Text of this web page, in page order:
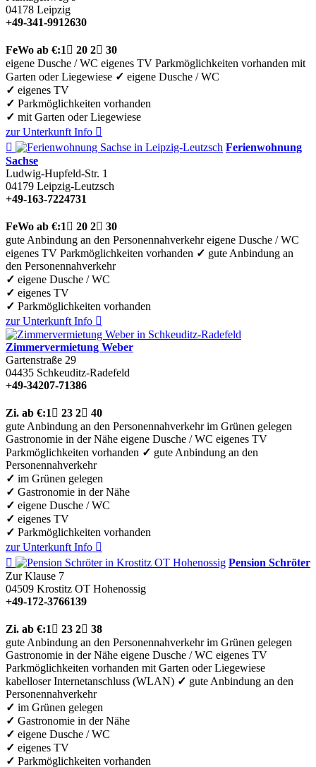
04178 Leipzig
+49-341-9912630
FeWo ab €:1  20 2 30
eigene Dusche / WC eigenes TV Parkmöglichkeiten vorhanden mit
Garten oder Liegewiese ✓ eigene Dusche / WC
✓ eigenes TV
✓ Parkmöglichkeiten vorhanden
✓ mit Garten oder Liegewiese
zur Unterkunft Info 

Ferienwohnung
Sachse
Ludwig-Hupfeld-Str. 1
04179 Leipzig-Leutzsch
+49-163-7224731
FeWo ab €:1  20 2 30
gute Anbindung an den Personennahverkehr eigene Dusche / WC
eigenes TV Parkmöglichkeiten vorhanden ✓ gute Anbindung an
den Personennahverkehr
✓ eigene Dusche / WC
✓ eigenes TV
✓ Parkmöglichkeiten vorhanden
zur Unterkunft Info 
Zimmervermietung Weber
Gartenstraße 29
04435 Schkeuditz-Radefeld
+49-34207-71386
Zi. ab €:1  23 2 40
gute Anbindung an den Personennahverkehr im Grünen gelegen
Gastronomie in der Nähe eigene Dusche / WC eigenes TV
Parkmöglichkeiten vorhanden ✓ gute Anbindung an den
Personennahverkehr
✓ im Grünen gelegen
✓ Gastronomie in der Nähe
✓ eigene Dusche / WC
✓ eigenes TV
✓ Parkmöglichkeiten vorhanden
zur Unterkunft Info 

Pension Schröter
Zur Klause 7
04509 Krostitz OT Hohenossig
+49-172-3766139
Zi. ab €:1  23 2 38
gute Anbindung an den Personennahverkehr im Grünen gelegen
Gastronomie in der Nähe eigene Dusche / WC eigenes TV
Parkmöglichkeiten vorhanden mit Garten oder Liegewiese
kabelloser Internetanschluss (WLAN) ✓ gute Anbindung an den
Personennahverkehr
✓ im Grünen gelegen
✓ Gastronomie in der Nähe
✓ eigene Dusche / WC
✓ eigenes TV
✓ Parkmöglichkeiten vorhanden